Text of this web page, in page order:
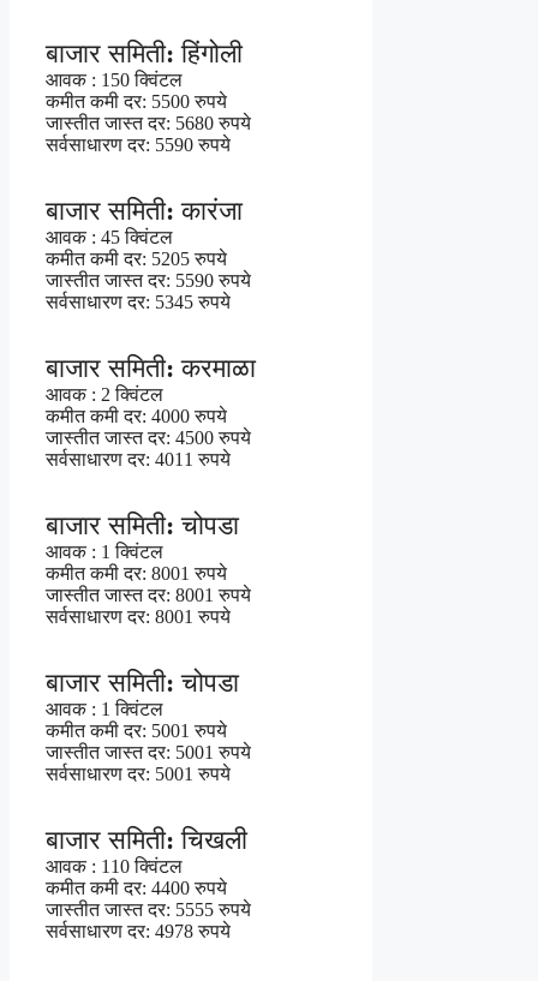
बाजार समिती: हिंगोली
आवक : 150 क्विंटल
कमीत कमी दर: 5500 रुपये
जास्तीत जास्त दर: 5680 रुपये
सर्वसाधारण दर: 5590 रुपये
बाजार समिती: कारंजा
आवक : 45 क्विंटल
कमीत कमी दर: 5205 रुपये
जास्तीत जास्त दर: 5590 रुपये
सर्वसाधारण दर: 5345 रुपये
बाजार समिती: करमाळा
आवक : 2 क्विंटल
कमीत कमी दर: 4000 रुपये
जास्तीत जास्त दर: 4500 रुपये
सर्वसाधारण दर: 4011 रुपये
बाजार समिती: चोपडा
आवक : 1 क्विंटल
कमीत कमी दर: 8001 रुपये
जास्तीत जास्त दर: 8001 रुपये
सर्वसाधारण दर: 8001 रुपये
बाजार समिती: चोपडा
आवक : 1 क्विंटल
कमीत कमी दर: 5001 रुपये
जास्तीत जास्त दर: 5001 रुपये
सर्वसाधारण दर: 5001 रुपये
बाजार समिती: चिखली
आवक : 110 क्विंटल
कमीत कमी दर: 4400 रुपये
जास्तीत जास्त दर: 5555 रुपये
सर्वसाधारण दर: 4978 रुपये